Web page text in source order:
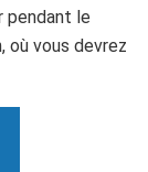
pendant le
où vous devrez